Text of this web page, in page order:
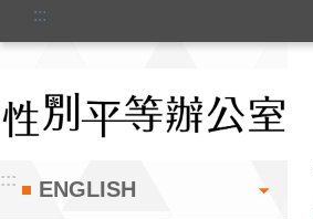
跳到主要內容區塊
:::
::: ENGLISH